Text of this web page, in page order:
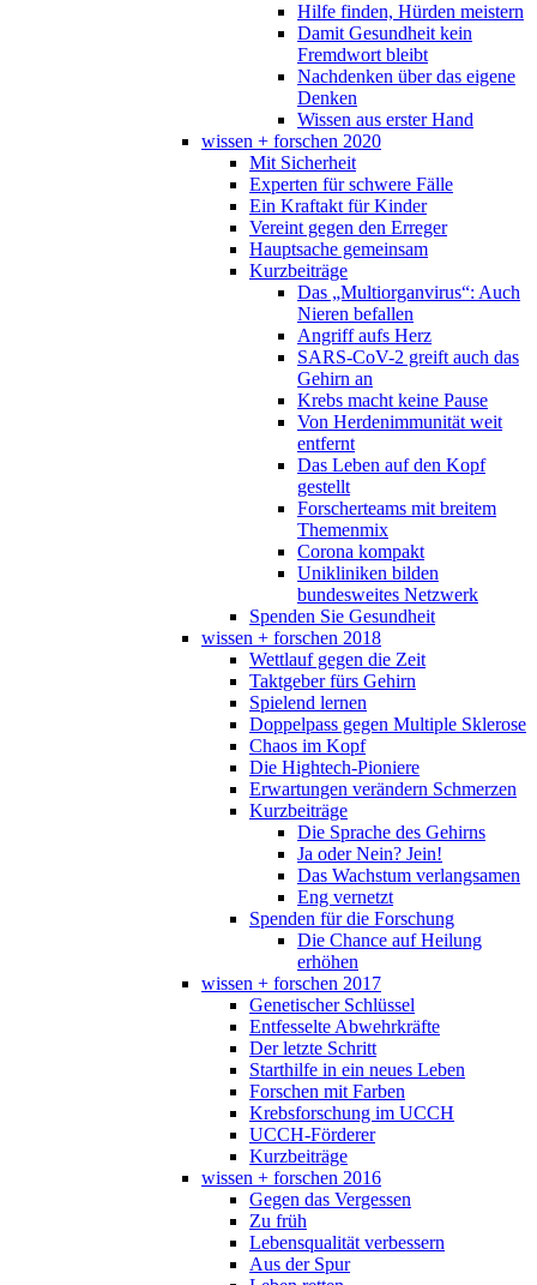
Hilfe finden, Hürden meistern
Damit Gesundheit kein
Fremdwort bleibt
Nachdenken über das eigene
Denken
Wissen aus erster Hand
wissen + forschen 2020
Mit Sicherheit
Experten für schwere Fälle
Ein Kraftakt für Kinder
Vereint gegen den Erreger
Hauptsache gemeinsam
Kurzbeiträge
Das „Multiorganvirus“: Auch
Nieren befallen
Angriff aufs Herz
SARS-CoV-2 greift auch das
Gehirn an
Krebs macht keine Pause
Von Herdenimmunität weit
entfernt
Das Leben auf den Kopf
gestellt
Forscherteams mit breitem
Themenmix
Corona kompakt
Unikliniken bilden
bundesweites Netzwerk
Spenden Sie Gesundheit
wissen + forschen 2018
Wettlauf gegen die Zeit
Taktgeber fürs Gehirn
Spielend lernen
Doppelpass gegen Multiple Sklerose
Chaos im Kopf
Die Hightech-Pioniere
Erwartungen verändern Schmerzen
Kurzbeiträge
Die Sprache des Gehirns
Ja oder Nein? Jein!
Das Wachstum verlangsamen
Eng vernetzt
Spenden für die Forschung
Die Chance auf Heilung
erhöhen
wissen + forschen 2017
Genetischer Schlüssel
Entfesselte Abwehrkräfte
Der letzte Schritt
Starthilfe in ein neues Leben
Forschen mit Farben
Krebsforschung im UCCH
UCCH-Förderer
Kurzbeiträge
wissen + forschen 2016
Gegen das Vergessen
Zu früh
Lebensqualität verbessern
Aus der Spur